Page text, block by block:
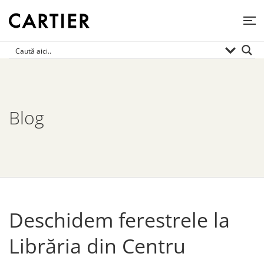
Blog
Deschidem ferestrele la
Librăria din Centru